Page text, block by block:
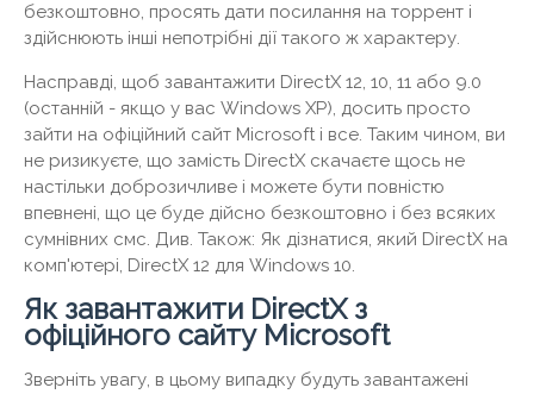
безкоштовно, просять дати посилання на торрент і
здійснюють інші непотрібні дії такого ж характеру.
Насправді, щоб завантажити DirectX 12, 10, 11 або 9.0
(останній - якщо у вас Windows XP), досить просто
зайти на офіційний сайт Microsoft і все. Таким чином, ви
не ризикуєте, що замість DirectX скачаєте щось не
настільки доброзичливе і можете бути повністю
впевнені, що це буде дійсно безкоштовно і без всяких
сумнівних смс. Див. Також: Як дізнатися, який DirectX на
комп'ютері, DirectX 12 для Windows 10.
Як завантажити DirectX з
офіційного сайту Microsoft
Зверніть увагу, в цьому випадку будуть завантажені